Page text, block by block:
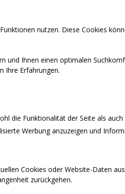
nutzen. Diese Cookies
und Ihnen einen optimalen
Ihre Erfahrungen.
die Funktionalität der Seite als auch
Werbung anzuzeigen und
Cookies oder Website-Daten
zurückgehen.